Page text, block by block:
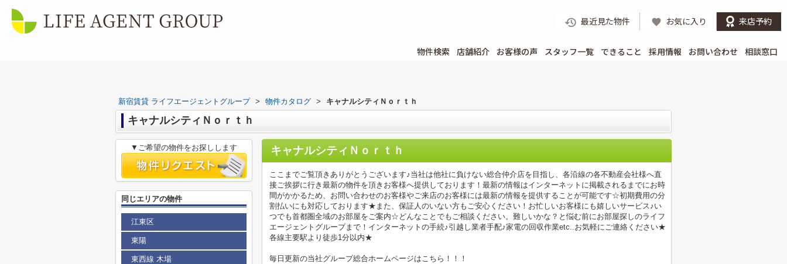
最近見た物件 お気に入り 来店予約
物件検索 店舗紹介 お客様の声 スタッフ一覧 できること 採用情報 お問い合わせ 相談窓口
新宿賃貸 ライフエージェントグループ > 物件カタログ > キャナルシティＮｏｒｔｈ
キャナルシティＮｏｒｔｈ
キャナルシティＮｏｒｔｈ
ここまでご覧頂きありがとうございます♪当社は他社に負けない総合仲介店を目指し、各沿線の各不動産会社様へ直
接ご挨拶に行き最新の物件を頂きお客様へ提供しております！最新の情報はインターネットに掲載されるまでにお時
間がかかるため、お問い合わせのお客様やご来店のお客様には最新の情報を提供することが可能です☆初期費用の分
割払いにも対応しております★また、保証人のいない方もご安心ください！お忙しいお客様にも嬉しいサービス♪い
つでも首都圏全域のお部屋をご案内☆どんなことでもご相談ください。難しいかな？と悩む前にお部屋探しのライフ
エージェントグループまで！インターネットの手続♪引越し業者手配♪家電の回収作業etc..お気軽にご連絡ください★
各線主要駅より徒歩1分以内★
毎日更新の当社グループ総合ホームページはこちら！！！
▼ご希望の物件をお探しします
同じエリアの物件
江東区
東陽
東西線 木場